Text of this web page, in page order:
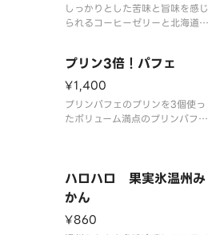
しっかりとした苦味と旨味を感じ
られるコーヒーゼリーと北海道ミ
クです。
プリン3倍！パフェ
¥1,400
プリンパフェのプリンを3個使っ
たボリューム満点のプリンパフェ
ハロハロ 果実氷温州み
かん
¥860